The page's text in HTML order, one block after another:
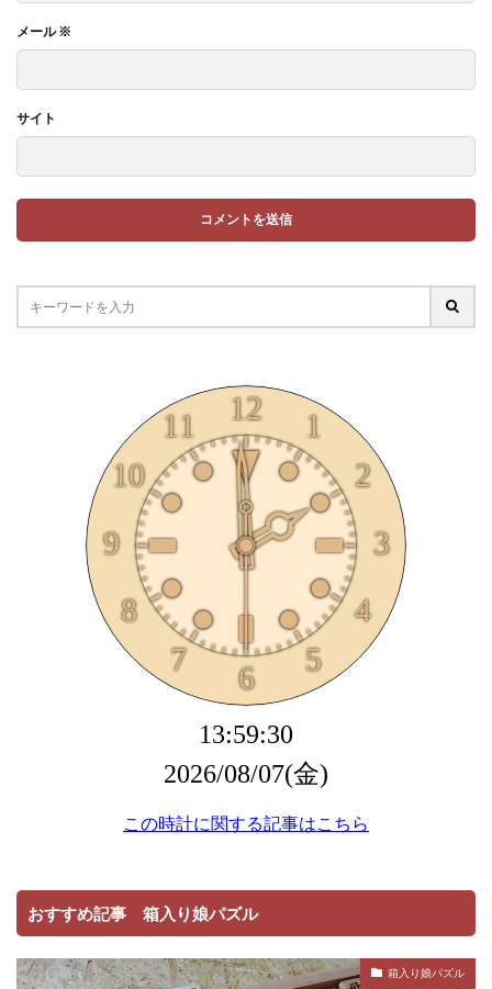
メール※
サイト
おすすめ記事 箱入り娘パズル
箱入り娘パズル